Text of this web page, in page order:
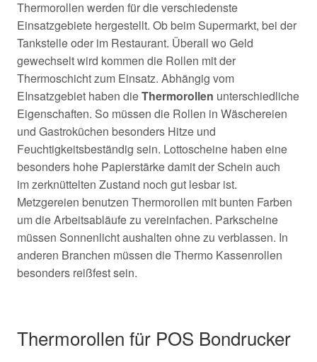
Thermorollen werden für die verschiedenste
Einsatzgebiete hergestellt. Ob beim Supermarkt, bei der
Tankstelle oder im Restaurant. Überall wo Geld
gewechselt wird kommen die Rollen mit der
Thermoschicht zum Einsatz. Abhängig vom
EInsatzgebiet haben dieThermorollen unterschiedliche
Eigenschaften. So müssen die Rollen in Wäschereien
und Gastroküchen besonders Hitze und
Feuchtigkeitsbeständig sein. Lottoscheine haben eine
besonders hohe Papierstärke damit der Schein auch
imzerknüttelten Zustand noch gut lesbar ist.
Metzgereien benutzen Thermorollen mit bunten Farben
um die Arbeitsabläufe zu vereinfachen. Parkscheine
müssen Sonnenlicht aushalten ohne zu verblassen. In
anderen Branchen müssen die Thermo Kassenrollen
besonders reißfest sein.
Thermorollen für POS Bondrucker